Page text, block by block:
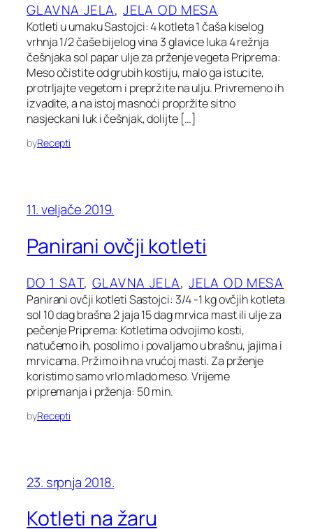
GLAVNA JELA, JELA OD MESA
Kotleti u umaku Sastojci: 4 kotleta 1 čaša kiselog
vrhnja 1/2 čaše bijelog vina 3 glavice luka 4 režnja
češnjaka sol papar ulje za prženje vegeta Priprema:
Meso očistite od grubih kostiju, malo ga istucite,
protrljajte vegetom i prepržite na ulju. Privremeno ih
izvadite, a na istoj masnoći propržite sitno
nasjeckani luk i češnjak, dolijte […]
byRecepti
11. veljače 2019.
Panirani ovčji kotleti
DO 1 SAT, GLAVNA JELA, JELA OD MESA
Panirani ovčji kotleti Sastojci: 3/4 -1 kg ovčjih kotleta
sol 10 dag brašna 2 jaja 15 dag mrvica mast ili ulje za
pečenje Priprema: Kotletima odvojimo kosti,
natučemo ih, posolimo i povaljamo u brašnu, jajima i
mrvicama. Pržimo ih na vrućoj masti. Za prženje
koristimo samo vrlo mlado meso. Vrijeme
pripremanja i prženja: 50 min.
byRecepti
23. srpnja 2018.
Kotleti na žaru